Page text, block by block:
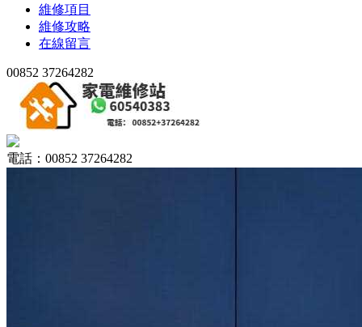
維修項目
維修攻略
在線留言
00852 37264282
電話：00852 37264282